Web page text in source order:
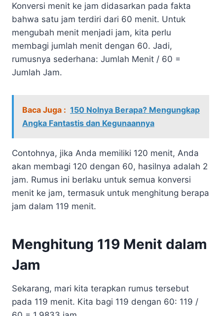
Konversi menit ke jam didasarkan pada fakta
bahwa satu jam terdiri dari 60 menit. Untuk
mengubah menit menjadi jam, kita perlu
membagi jumlah menit dengan 60. Jadi,
rumusnya sederhana: Jumlah Menit / 60 =
Jumlah Jam.
Baca Juga : 150 Nolnya Berapa? Mengungkap
Angka Fantastis dan Kegunaannya
Contohnya, jika Anda memiliki 120 menit, Anda
akan membagi 120 dengan 60, hasilnya adalah 2
jam. Rumus ini berlaku untuk semua konversi
menit ke jam, termasuk untuk menghitung berapa
jam dalam 119 menit.
Menghitung 119 Menit dalam
Jam
Sekarang, mari kita terapkan rumus tersebut
pada 119 menit. Kita bagi 119 dengan 60: 119 /